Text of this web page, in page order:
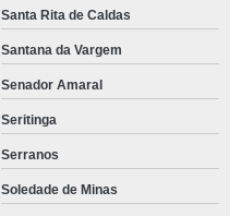
Santa Rita de Caldas
Santana da Vargem
Senador Amaral
Seritinga
Serranos
Soledade de Minas